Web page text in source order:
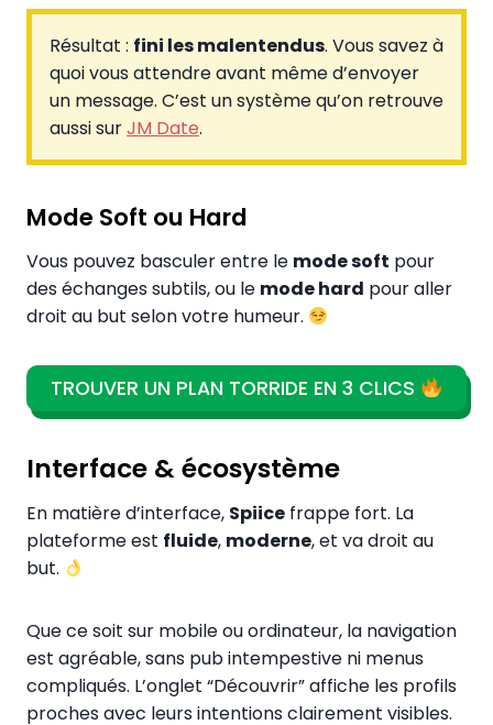
Résultat : fini les malentendus. Vous savez à
quoi vous attendre avant même d’envoyer
un message. C’est un système qu’on retrouve
aussi surJM Date.
Mode Soft ou Hard
Vous pouvez basculer entre le mode soft pour
des échanges subtils, ou le mode hard pour aller
droit au but selon votre humeur.
TROUVER UN PLAN TORRIDE EN 3 CLICS
Interface & écosystème
En matière d’interface, Spiice frappe fort. La
plateforme est fluide, moderne, et va droit au
but.
Que ce soit sur mobile ou ordinateur, la navigation
est agréable, sans pub intempestive ni menus
compliqués. L’onglet “Découvrir” affiche les profils
proches avec leurs intentions clairement visibles.